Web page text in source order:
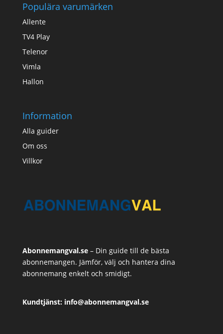
Populära varumärken
Allente
TV4 Play
Telenor
Vimla
Hallon
Information
Alla guider
Om oss
Villkor
Abonnemangval.se– Din guide till de bästa
abonnemangen. Jämför, välj och hantera dina
abonnemang enkelt och smidigt.
Kundtjänst: info@abonnemangval.se